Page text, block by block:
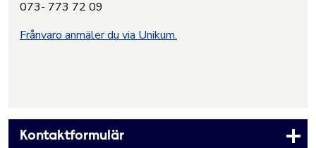
073- 773 72 09
Frånvaro anmäler du via Unikum.
Kontaktformulär